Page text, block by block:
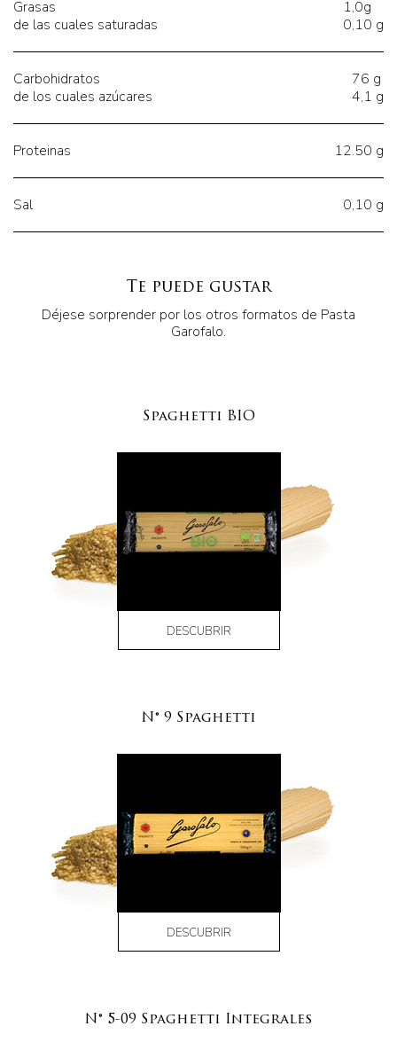
Grasas
de las cuales saturadas
1,0g
0,10 g
Carbohidratos
de los cuales azúcares
76 g
4,1 g
Proteinas 12.50 g
Sal 0,10 g
Te puede gustar
Déjese sorprender por los otros formatos de Pasta
Garofalo.
Spaghetti BIO
DESCUBRIR
N° 9 Spaghetti
DESCUBRIR
N° 5-09 Spaghetti Integrales